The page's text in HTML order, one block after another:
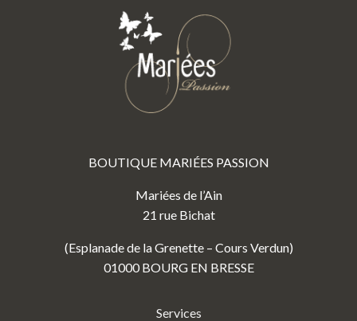
BOUTIQUE MARIÉES PASSION
Mariées de l’Ain
21 rue Bichat
(Esplanade de la Grenette – Cours Verdun)
01000 BOURG EN BRESSE
Services